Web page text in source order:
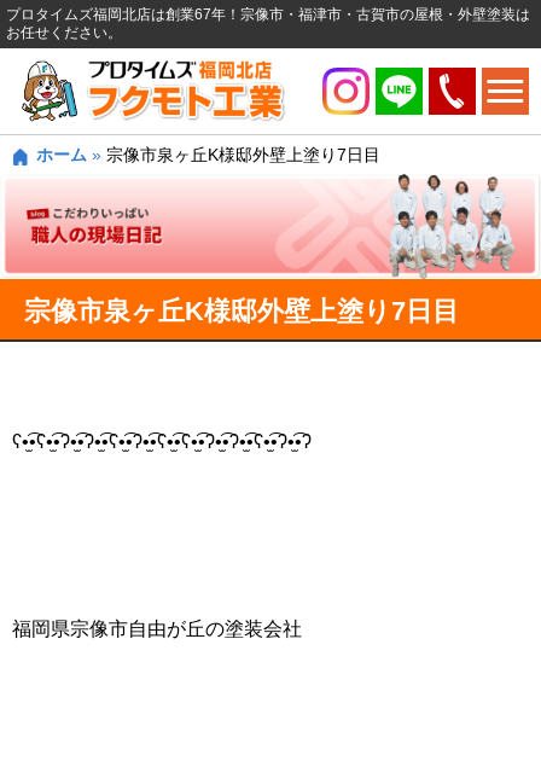
プロタイムズ福岡北店は創業67年！宗像市・福津市・古賀市の屋根・外壁塗装は
お任せください。
ホーム » 宗像市泉ヶ丘K様邸外壁上塗り7日目
宗像市泉ヶ丘K様邸外壁上塗り7日目
ʕ•̫͡•ʕ•̫͡•ʔ•̫͡•ʔ•̫͡•ʕ•̫͡•ʔ•̫͡•ʕ•̫͡•ʕ•̫͡•ʔ•̫͡•ʔ•̫͡•ʕ•̫͡•ʔ•̫͡•ʔ
福岡県宗像市自由が丘の塗装会社